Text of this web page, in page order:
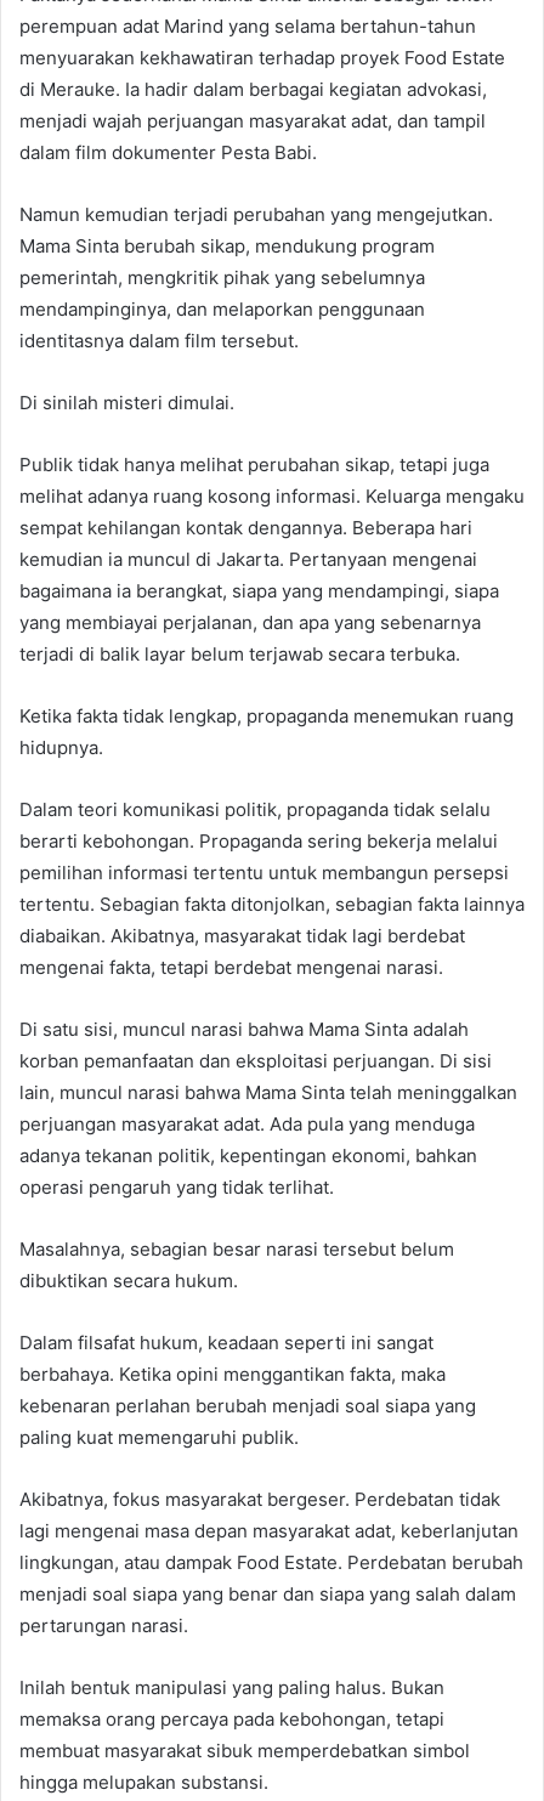
perempuan adat Marind yang selama bertahun-tahun
menyuarakan kekhawatiran terhadap proyek Food Estate
di Merauke. Ia hadir dalam berbagai kegiatan advokasi,
menjadi wajah perjuangan masyarakat adat, dan tampil
dalam film dokumenter Pesta Babi.
Namun kemudian terjadi perubahan yang mengejutkan.
Mama Sinta berubah sikap, mendukung program
pemerintah, mengkritik pihak yang sebelumnya
mendampinginya, dan melaporkan penggunaan
identitasnya dalam film tersebut.
Di sinilah misteri dimulai.
Publik tidak hanya melihat perubahan sikap, tetapi juga
melihat adanya ruang kosong informasi. Keluarga mengaku
sempat kehilangan kontak dengannya. Beberapa hari
kemudian ia muncul di Jakarta. Pertanyaan mengenai
bagaimana ia berangkat, siapa yang mendampingi, siapa
yang membiayai perjalanan, dan apa yang sebenarnya
terjadi di balik layar belum terjawab secara terbuka.
Ketika fakta tidak lengkap, propaganda menemukan ruang
hidupnya.
Dalam teori komunikasi politik, propaganda tidak selalu
berarti kebohongan. Propaganda sering bekerja melalui
pemilihan informasi tertentu untuk membangun persepsi
tertentu. Sebagian fakta ditonjolkan, sebagian fakta lainnya
diabaikan. Akibatnya, masyarakat tidak lagi berdebat
mengenai fakta, tetapi berdebat mengenai narasi.
Di satu sisi, muncul narasi bahwa Mama Sinta adalah
korban pemanfaatan dan eksploitasi perjuangan. Di sisi
lain, muncul narasi bahwa Mama Sinta telah meninggalkan
perjuangan masyarakat adat. Ada pula yang menduga
adanya tekanan politik, kepentingan ekonomi, bahkan
operasi pengaruh yang tidak terlihat.
Masalahnya, sebagian besar narasi tersebut belum
dibuktikan secara hukum.
Dalam filsafat hukum, keadaan seperti ini sangat
berbahaya. Ketika opini menggantikan fakta, maka
kebenaran perlahan berubah menjadi soal siapa yang
paling kuat memengaruhi publik.
Akibatnya, fokus masyarakat bergeser. Perdebatan tidak
lagi mengenai masa depan masyarakat adat, keberlanjutan
lingkungan, atau dampak Food Estate. Perdebatan berubah
menjadi soal siapa yang benar dan siapa yang salah dalam
pertarungan narasi.
Inilah bentuk manipulasi yang paling halus. Bukan
memaksa orang percaya pada kebohongan, tetapi
membuat masyarakat sibuk memperdebatkan simbol
hingga melupakan substansi.